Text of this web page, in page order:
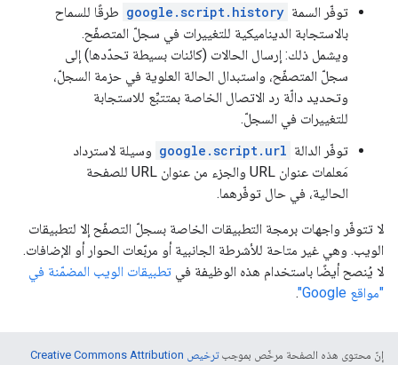
توفّر السمة google.script.history طرقًا للسماح
بالاستجابة الديناميكية للتغييرات في سجلّ المتصفّح.
ويشمل ذلك: إرسال الحالات (كائنات بسيطة تحدّدها) إلى
سجلّ المتصفّح، واستبدال الحالة العلوية في حزمة السجلّ،
وتحديد دالّة رد الاتصال الخاصة بمتتبِّع للاستجابة
للتغييرات في السجلّ.
توفّر الدالة google.script.url وسيلة لاسترداد
مَعلمات عنوان URL والجزء من عنوان URL للصفحة
الحالية، في حال توفّرهما.
لا تتوفّر واجهات برمجة التطبيقات الخاصة بسجلّ التصفّح إلا لتطبيقات
الويب. وهي غير متاحة للأشرطة الجانبية أو مربّعات الحوار أو الإضافات.
لا يُنصح أيضًا باستخدام هذه الوظيفة في تطبيقات الويب المضمّنة في
"مواقع Google"
.
إنّ محتوى هذه الصفحة مرخّص بموجب
ترخيص Creative Commons Attribution